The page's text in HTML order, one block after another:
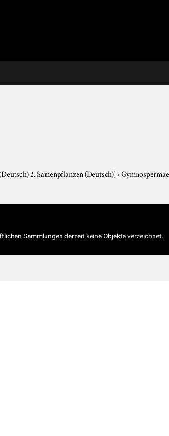
2. Samenpflanzen (Deutsch)]›Gymnospermae
Sammlungen derzeit keine Objekte verzeichnet.